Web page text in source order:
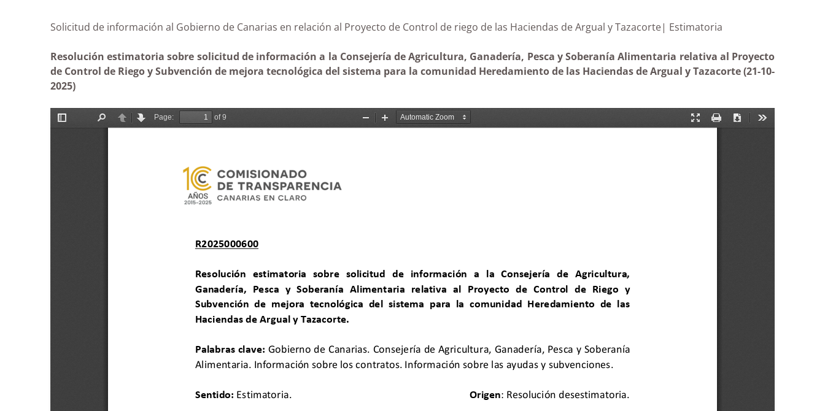
Solicitud de información al Gobierno de Canarias en relación al Proyecto de Control de riego de las Haciendas de Argual y Tazacorte| Estimatoria
Resolución estimatoria sobre solicitud de información a la Consejería de Agricultura, Ganadería, Pesca y Soberanía Alimentaria relativa al Proyecto
de Control de Riego y Subvención de mejora tecnológica del sistema para la comunidad Heredamiento de las Haciendas de Argual y Tazacorte (21-10-
2025)